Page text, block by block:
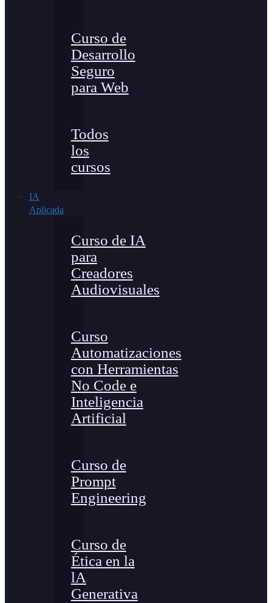
Curso de
Desarrollo
Seguro
para Web
Todos
los
cursos
IA
Aplicada
Curso de IA
para
Creadores
Audiovisuales
Curso
Automatizaciones
con Herramientas
No Code e
Inteligencia
Artificial
Curso de
Prompt
Engineering
Curso de
Ética en la
lA
Generativa